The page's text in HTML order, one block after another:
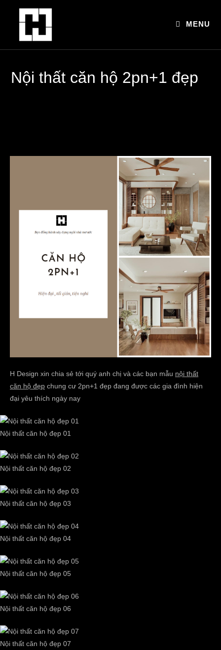
MENU
Nội thất căn hộ 2pn+1 đẹp
H Design xin chia sẻ tới quý anh chị và các bạn mẫu nội thất
căn hộ đẹp chung cư 2pn+1 đẹp đang được các gia đình hiện
đại yêu thích ngày nay
Nội thất căn hộ đẹp 01
Nội thất căn hộ đẹp 02
Nội thất căn hộ đẹp 03
Nội thất căn hộ đẹp 04
Nội thất căn hộ đẹp 05
Nội thất căn hộ đẹp 06
Nội thất căn hộ đẹp 07